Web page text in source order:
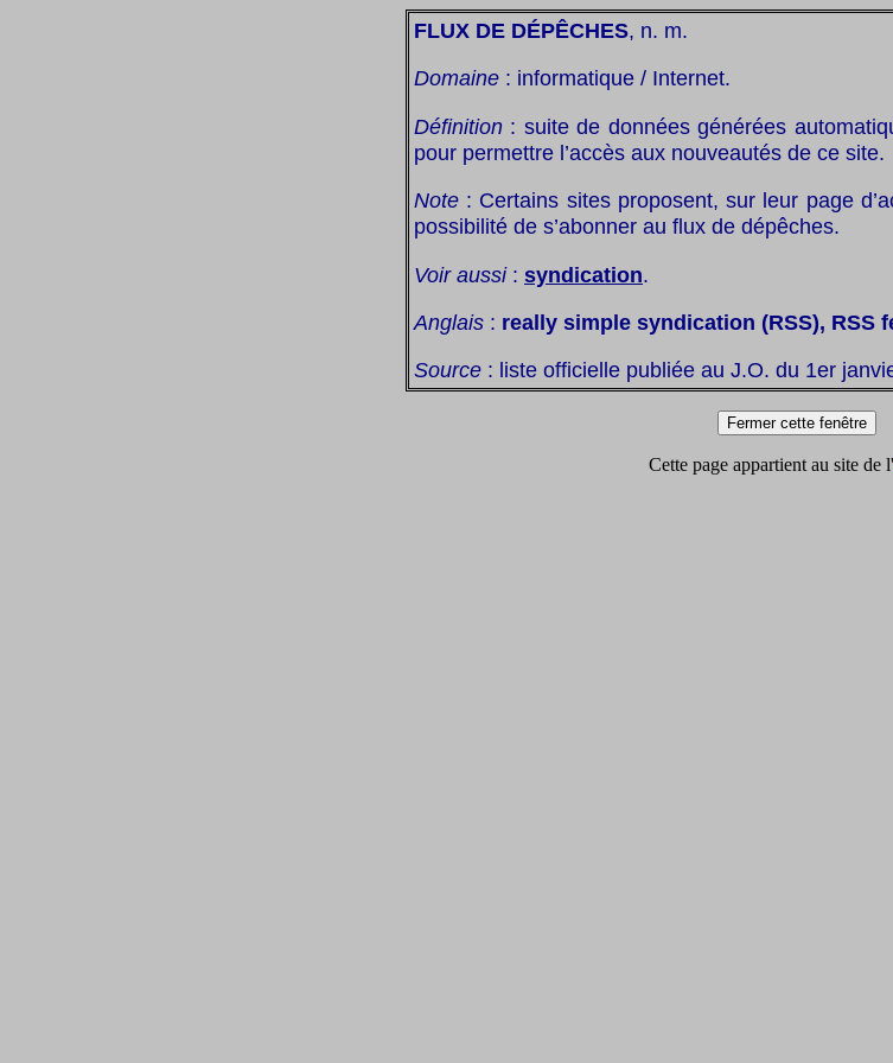
FLUX DE DÉPÊCHES, n. m.
Domaine : informatique / Internet.
Définition : suite de données générées
pour permettre l’accès aux nouveautés de ce site.
Note : Certains sites proposent, sur leur page
possibilité de s’abonner au flux de dépêches.
Voir aussi: syndication.
Anglais : really simple syndication (RSS), RSS
Source : liste officielle publiée au J.O. du 1er
Cette page appartient au site de l'